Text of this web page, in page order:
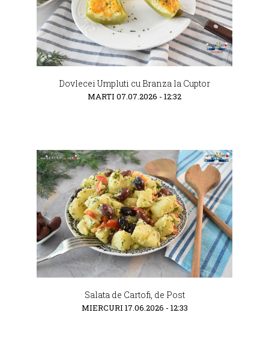
Dovlecei Umpluti cu Branza la Cuptor
MARTI 07.07.2026 - 12:32
Salata de Cartofi, de Post
MIERCURI 17.06.2026 - 12:33